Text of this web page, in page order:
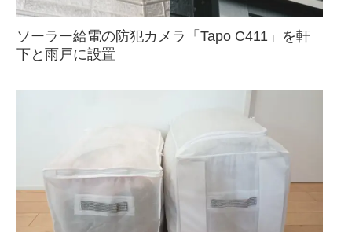
ソーラー給電の防犯カメラ「Tapo C411」を軒
下と雨戸に設置